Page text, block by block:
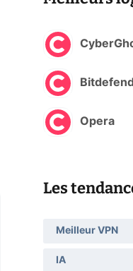
Opera
Les
Meilleur VPN
IA